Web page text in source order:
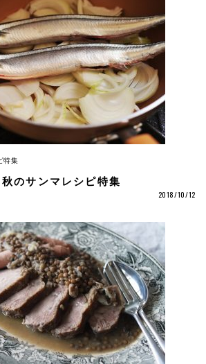
特集
のサンマレシピ特集
2018/10/12